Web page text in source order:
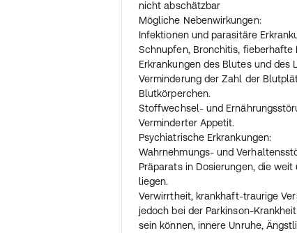
Präparates folgt. Die weitere
sorgfältige Dosiseinstellung
muss die Dosis dieses Präparates
der Standardformulierung nach 2
werden, da die Retardkapseln eine
Wirkstoffkonzentration im Blut
Ist eine verlängerte Wirksamkeit
erwünscht, werden vor dem Zu-
zusätzlich zur unveränderten
Wenn Sie bereits mit einem
Parkinson-Krankheit behandelt
dieses Arzneimittel einnehmen.
dieses Arzneimittels ersichtlich ist,
Medikamentes überprüft und
und dann abgesetzt werden.
nicht abschätzbar
Mögliche Nebenwirkungen:
Infektionen und parasitäre
Schnupfen, Bronchitis, fieberhafte
Erkrankungen des Blutes und des
Verminderung der Zahl der
Blutkörperchen.
Stoffwechsel- und
Verminderter Appetit.
Psychiatrische Erkrankungen:
Wahrnehmungs- und
Präparats in Dosierungen, die
liegen.
Verwirrtheit, krankhaft-traurige
jedoch bei der Parkinson-
sein können, innere Unruhe,